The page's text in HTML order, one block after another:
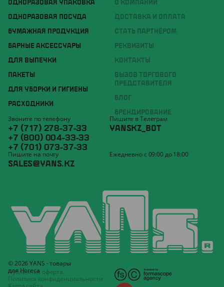
ОДНОРАЗОВАЯ УПАКОВКА
ОДНОРАЗОВАЯ ПОСУДА
БУМАЖНАЯ ПРОДУКЦИЯ
БАРНЫЕ АКСЕССУАРЫ
ДЛЯ ВЫПЕЧКИ
ПАКЕТЫ
ДЛЯ УБОРКИ И ГИГИЕНЫ
РАСХОДНИКИ
О КОМПАНИИ
ДОСТАВКА И ОПЛАТА
СТАТЬ ПАРТНЁРОМ
РЕКВИЗИТЫ
КОНТАКТЫ
ВЫЗОВ ТОРГОВОГО
ПРЕДСТАВИТЕЛЯ
БЛОГ
БРЕНДИРОВАНИЕ
Звоните по телефону
+7 (717) 278-37-33
+7 (800) 004-33-33
+7 (701) 073-37-33
Пишите в Телеграм
YANSKZ_BOT
Пишите на почту
SALES@YANS.KZ
Ежедневно с 09:00 до 18:00
© 2026 YANS - товары
для Horeca
Публичная оферта
Политика конфиденциальности